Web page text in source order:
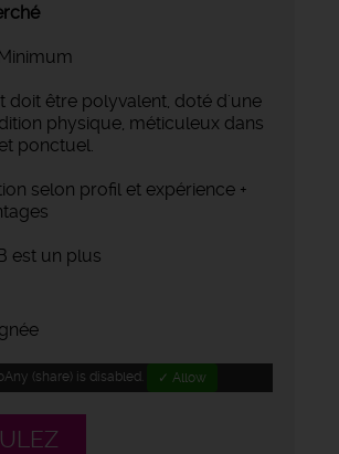
doit être polyvalent, doté d'une
physique, méticuleux dans
ponctuel.
selon profil et expérience +
est un plus
(share) is disabled. ✓ Allow